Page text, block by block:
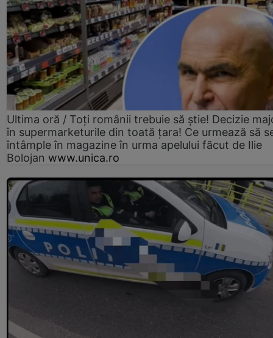
Ultima oră / Toți românii trebuie să știe! Decizie
în supermarketurile din toată țara! Ce urmează să
întâmple în magazine în urma apelului făcut de Ilie
Bolojan www.unica.ro